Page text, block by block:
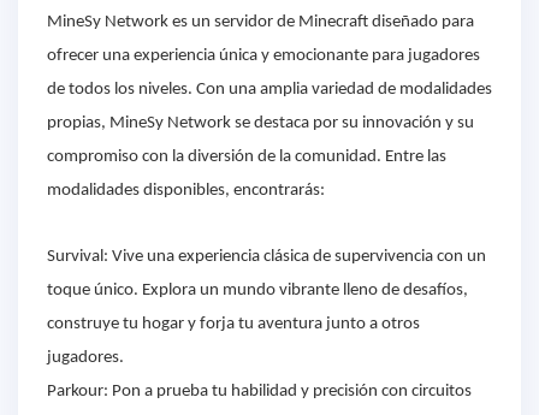
MineSy Network es un servidor de Minecraft diseñado para
ofrecer una experiencia única y emocionante para jugadores
de todos los niveles. Con una amplia variedad de modalidades
propias, MineSy Network se destaca por su innovación y su
compromiso con la diversión de la comunidad. Entre las
modalidades disponibles, encontrarás:
Survival: Vive una experiencia clásica de supervivencia con un
toque único. Explora un mundo vibrante lleno de desafíos,
construye tu hogar y forja tu aventura junto a otros
jugadores.
Parkour: Pon a prueba tu habilidad y precisión con circuitos